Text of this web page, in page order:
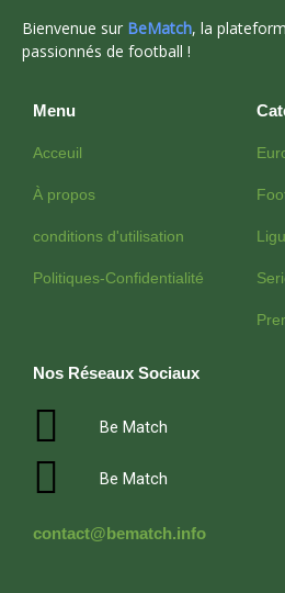
Bienvenue sur BeMatch, la
passionnés de football !
Menu
Acceuil
À propos
conditions d'utilisation
Politiques-Confidentialité
Nos Réseaux Sociaux
Be Match
Be Match
contact@bematch.info